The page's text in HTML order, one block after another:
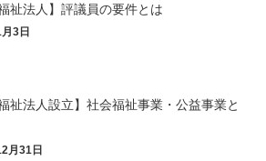
福祉法人】評議員の要件とは
3日
福祉法人設立】社会福祉事業・公益事業と
月31日